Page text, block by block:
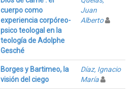
cuerpo como
experiencia corpóreo-
psico teologal en la
teología de Adolphe
Gesché
Juan
Alberto
Borges y Bartimeo, la
visión del ciego
Díaz, Ignacio
María